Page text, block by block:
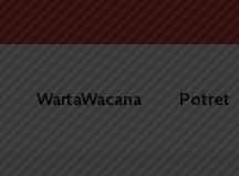
WartaWacana Potret